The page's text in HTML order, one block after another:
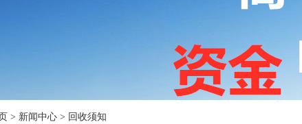
> 新闻中心 > 回收须知